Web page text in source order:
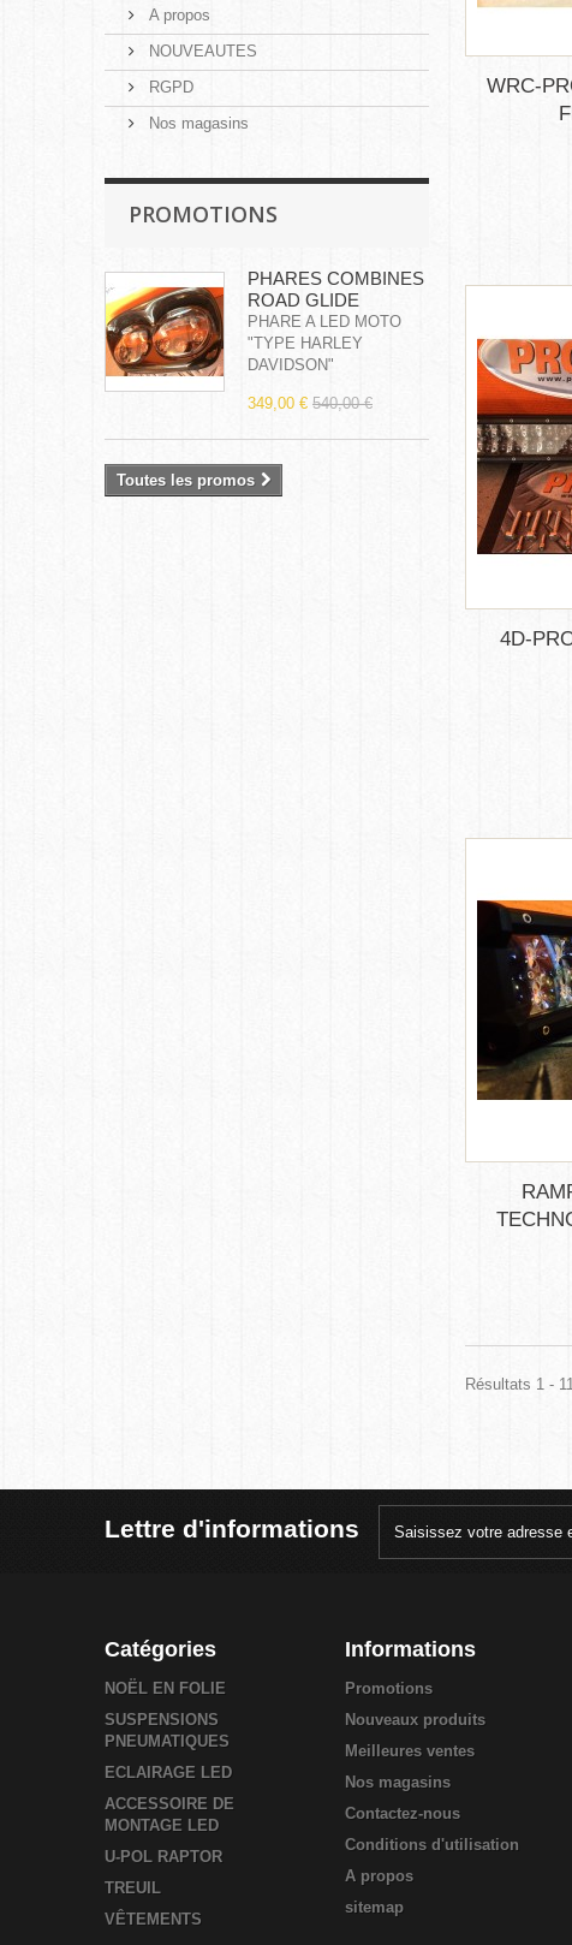
A propos
NOUVEAUTES
RGPD
Nos magasins
PROMOTIONS
PHARES COMBINES
ROAD GLIDE
PHARE A LED MOTO
"TYPE HARLEY
DAVIDSON"
349,00 € 540,00 €
Toutes les promos
WRC-
4D-
Résultats 1 -
Lettre d'informations
Catégories
NOËL EN FOLIE
SUSPENSIONS
PNEUMATIQUES
ECLAIRAGE LED
ACCESSOIRE DE
MONTAGE LED
U-POL RAPTOR
TREUIL
VÊTEMENTS
Informations
Promotions
Nouveaux produits
Meilleures ventes
Nos magasins
Contactez-nous
Conditions d'utilisation
A propos
sitemap